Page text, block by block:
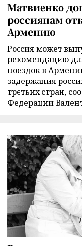
Матвиенко
россиянам
Армению
Россия может
рекомендацию
поездок в
задержания
третьих стран,
Федерации